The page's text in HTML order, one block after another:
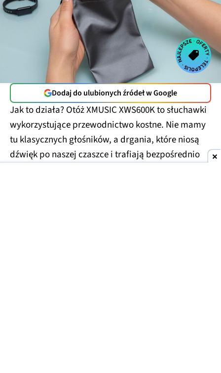
Dodaj do ulubionych źródeł w Google
Jak to działa? Otóż XMUSIC XWS600K to słuchawki
wykorzystujące przewodnictwo kostne. Nie mamy
tu klasycznych głośników, a drgania, które niosą
dźwięk po naszej czaszce i trafiają bezpośrednio